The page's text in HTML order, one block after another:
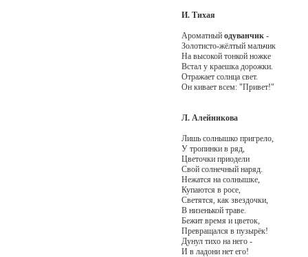
И. Тихая
Ароматный одуванчик-
Золотисто-жёлтый мальчик
На высокой тонкой ножке
Встал у краешка дорожки.
Отражает солнца свет.
Он кивает всем: "Привет!"
Л. Алейникова
Лишь солнышко пригрело,
У тропинки в ряд,
Цветочки приодели
Свой солнечный наряд.
Нежатся на солнышке,
Купаются в росе,
Светятся, как звездочки,
В низенькой траве.
Бежит время и цветок,
Превращался в пузырёк!
Дунул тихо на него -
И в ладони нет его!